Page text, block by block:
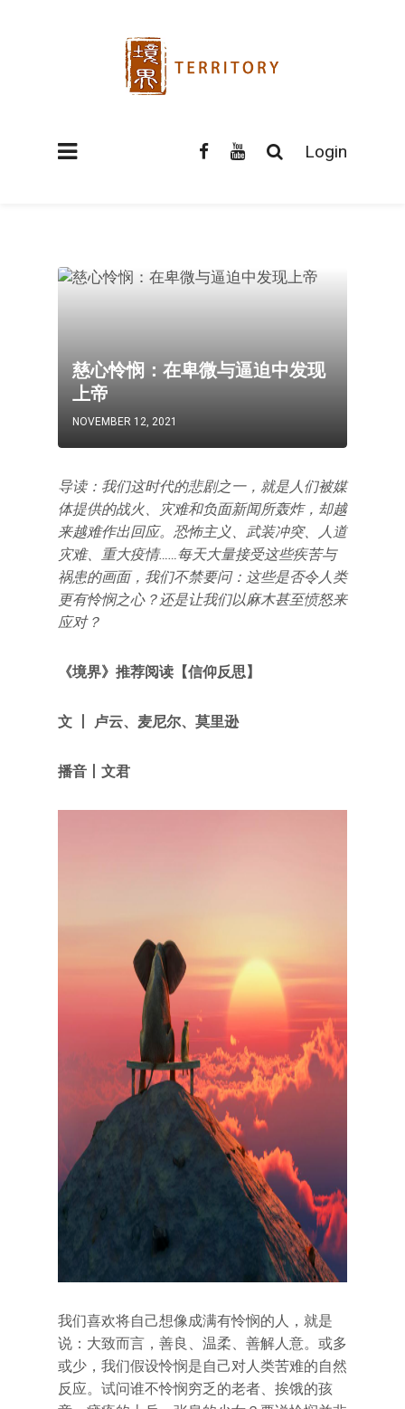
Login
慈心怜悯：在卑微与逼迫中发现
上帝
NOVEMBER 12, 2021
导读：我们这时代的悲剧之一，就是人们被媒
体提供的战火、灾难和负面新闻所轰炸，却越
来越难作出回应。恐怖主义、武装冲突、人道
灾难、重大疫情……每天大量接受这些疾苦与
祸患的画面，我们不禁要问：这些是否令人类
更有怜悯之心？还是让我们以麻木甚至愤怒来
应对？
《境界》推荐阅读【信仰反思】
文 丨 卢云、麦尼尔、莫里逊
播音丨文君
我们喜欢将自己想像成满有怜悯的人，就是
说：大致而言，善良、温柔、善解人意。或多
或少，我们假设怜悯是自己对人类苦难的自然
反应。试问谁不怜悯穷乏的老者、挨饿的孩